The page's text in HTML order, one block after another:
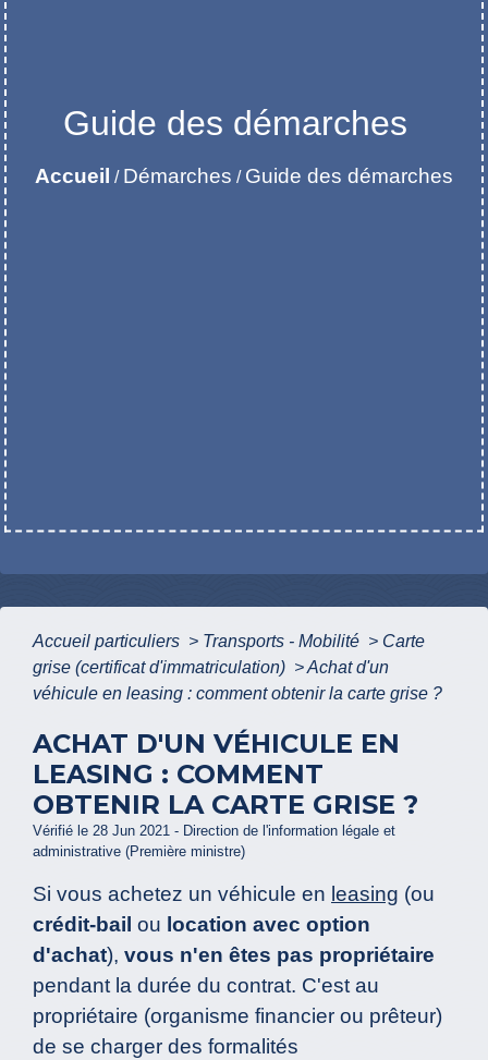
Guide des démarches
Accueil / Démarches / Guide des démarches
Accueil particuliers > Transports - Mobilité > Carte
grise (certificat d'immatriculation) >Achat d'un
véhicule en leasing : comment obtenir la carte grise ?
ACHAT D'UN VÉHICULE EN
LEASING : COMMENT
OBTENIR LA CARTE GRISE ?
Vérifié le 28 Jun 2021 - Direction de l'information légale et
administrative (Première ministre)
Si vous achetez un véhicule en leasing (ou
crédit-bail ou location avec option
d'achat), vous n'en êtes pas propriétaire
pendant la durée du contrat. C'est au
propriétaire (organisme financier ou prêteur)
de se charger des formalités